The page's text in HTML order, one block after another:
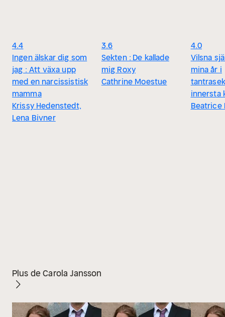
4.4
Ingen älskar dig som
jag : Att växa upp
med en narcissistisk
mamma
Krissy Hedenstedt,
Lena Bivner
3.6
Sekten : De kallade
mig Roxy
Cathrine Moestue
4.0
Vilsna
mina år i
innersta
Beatrice
Plus de Carola Jansson